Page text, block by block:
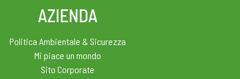
AZIENDA
Politica Ambientale & Sicurezza
Mi piace un mondo
Sito Corporate